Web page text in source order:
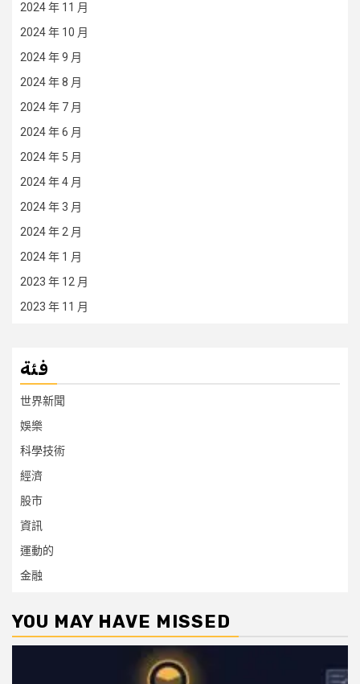
2024 年 11 月
2024 年 10 月
2024 年 9 月
2024 年 8 月
2024 年 7 月
2024 年 6 月
2024 年 5 月
2024 年 4 月
2024 年 3 月
2024 年 2 月
2024 年 1 月
2023 年 12 月
2023 年 11 月
فئة
世界新聞
娛樂
科學技術
經濟
股市
資訊
運動的
金融
YOU MAY HAVE MISSED